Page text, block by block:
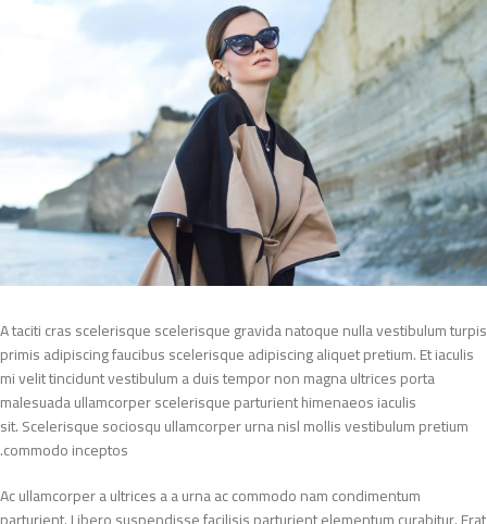
A taciti cras scelerisque scelerisque gravida natoque nulla vestibulum turpis
primis adipiscing faucibus scelerisque adipiscing aliquet pretium. Et iaculis
mi velit tincidunt vestibulum a duis tempor non magna ultrices porta
malesuada ullamcorper scelerisque parturient himenaeos iaculis
sit. Scelerisque sociosqu ullamcorper urna nisl mollis vestibulum pretium
commodo inceptos.
Ac ullamcorper a ultrices a a urna ac commodo nam condimentum